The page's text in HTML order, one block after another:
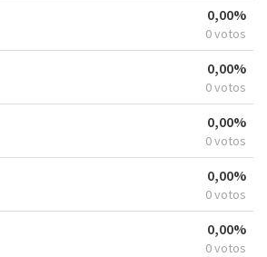
0,00%
0 votos
0,00%
0 votos
0,00%
0 votos
0,00%
0 votos
0,00%
0 votos